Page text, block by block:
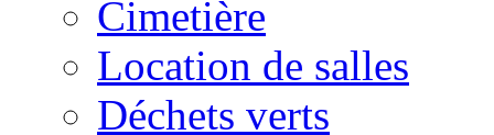
Cimetière
Location de salles
Déchets verts